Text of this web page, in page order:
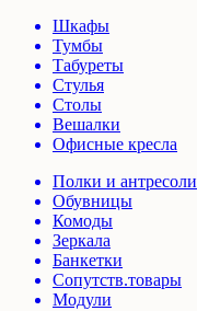
Шкафы
Тумбы
Табуреты
Стулья
Столы
Вешалки
Офисные кресла
Полки и антресоли
Обувницы
Комоды
Зеркала
Банкетки
Сопутств.товары
Модули